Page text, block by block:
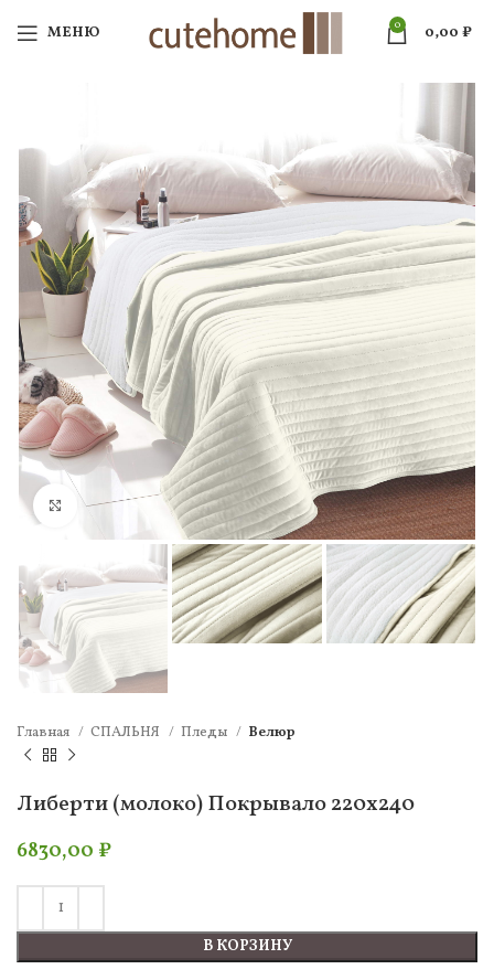
МЕНЮ 0 0,00 ₽
Нажмите, чтобы увеличить
Главная СПАЛЬНЯ Пледы Велюр
Либерти (молоко) Покрывало 220х240
6830,00 ₽
В КОРЗИНУ